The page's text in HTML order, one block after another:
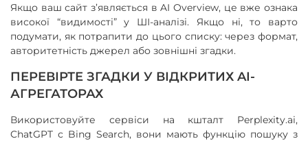
Якщо ваш сайт з’являється в AI Overview, це вже ознака
високої “видимості” у ШІ-аналізі. Якщо ні, то варто
подумати, як потрапити до цього списку: через формат,
авторитетність джерел або зовнішні згадки.
ПЕРЕВІРТЕ ЗГАДКИ У ВІДКРИТИХ AI-
АГРЕГАТОРАХ
Використовуйте сервіси на кшталт Perplexity.ai,
ChatGPT с Bing Search, вони мають функцію пошуку з